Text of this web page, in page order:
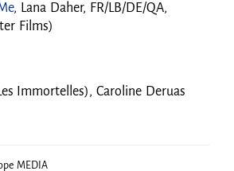
, Lana Daher, FR/LB/DE/QA,
Films)
Immortelles), Caroline Deruas
MEDIA